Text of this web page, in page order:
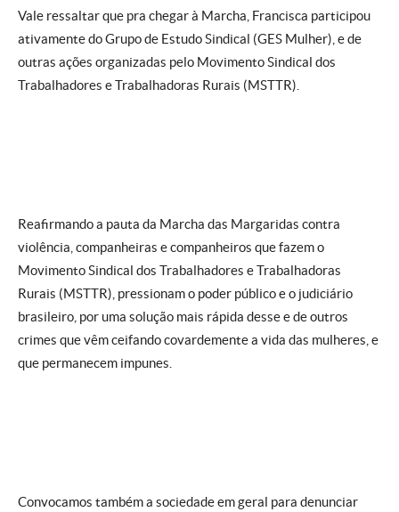
Vale ressaltar que pra chegar à Marcha, Francisca participou
ativamente do Grupo de Estudo Sindical (GES Mulher), e de
outras ações organizadas pelo Movimento Sindical dos
Trabalhadores e Trabalhadoras Rurais (MSTTR).
Reafirmando a pauta da Marcha das Margaridas contra
violência, companheiras e companheiros que fazem o
Movimento Sindical dos Trabalhadores e Trabalhadoras
Rurais (MSTTR), pressionam o poder público e o judiciário
brasileiro, por uma solução mais rápida desse e de outros
crimes que vêm ceifando covardemente a vida das mulheres, e
que permanecem impunes.
Convocamos também a sociedade em geral para denunciar